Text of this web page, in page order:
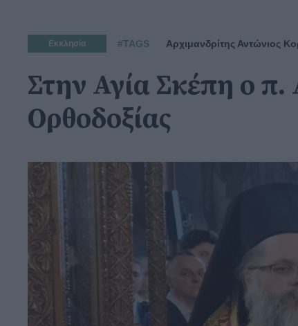
Εκκλησία #TAGS Αρχιμανδρίτης Αντώνιος
Στην Αγία Σκέπη ο
Ορθοδοξίας